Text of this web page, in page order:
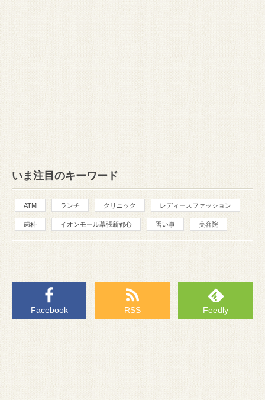
いま注目のキーワード
ATM ランチ クリニック レディースファッション
歯科 イオンモール幕張新都心 習い事 美容院
Facebook RSS Feedly